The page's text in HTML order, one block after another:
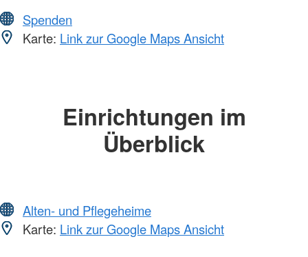
Spenden
Karte: Link zur Google Maps Ansicht
Einrichtungen im
Überblick
Alten- und Pflegeheime
Karte: Link zur Google Maps Ansicht